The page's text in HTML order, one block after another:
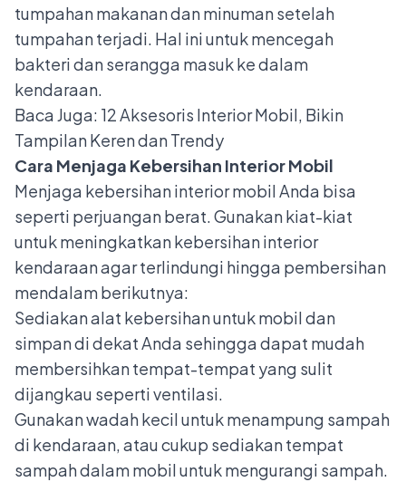
tumpahan makanan dan minuman setelah
tumpahan terjadi. Hal iniuntuk mencegah
bakteri dan serangga masuk ke dalam
kendaraan.
Baca Juga: 12 Aksesoris Interior Mobil, Bikin
Tampilan Keren dan Trendy
Cara Menjaga Kebersihan Interior Mobil
Menjaga kebersihan interior mobil Anda bisa
seperti perjuangan berat. Gunakan kiat-kiat
untuk meningkatkan kebersihan interior
kendaraan agar terlindungi hingga pembersihan
mendalam berikutnya:
Sediakan alat kebersihan untuk mobil dan
simpan di dekat Anda sehingga dapat mudah
membersihkan tempat-tempat yang sulit
dijangkau seperti ventilasi.
Gunakan wadah kecil untuk menampung sampah
di kendaraan, atau cukup sediakan tempat
sampah dalam mobil untuk mengurangi sampah.